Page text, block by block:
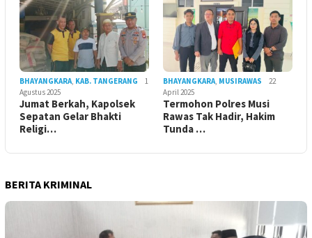
BHAYANGKARA, KAB. TANGERANG
1
Agustus 2025
Jumat Berkah, Kapolsek
Sepatan Gelar Bhakti
Religi…
BHAYANGKARA, MUSIRAWAS
22
April 2025
Termohon Polres Musi
Rawas Tak Hadir, Hakim
Tunda …
BERITA KRIMINAL